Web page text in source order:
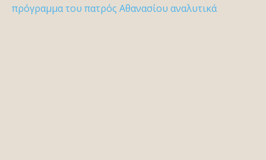
πρόγραμμα του πατρός Αθανασίου αναλυτικά